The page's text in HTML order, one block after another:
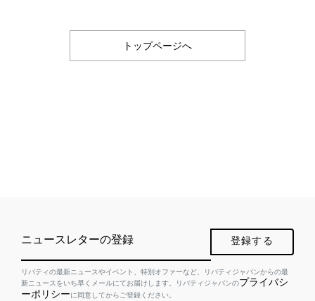
トップページへ
ニュースレターの登録 登録する
リバティの最新ニュースやイベント、特別オファーなど、リバティジャパンからの最
新ニュースをいち早くメールにてお届けします。リバティジャパンのプライバシ
ーポリシーに同意してからご登録ください。